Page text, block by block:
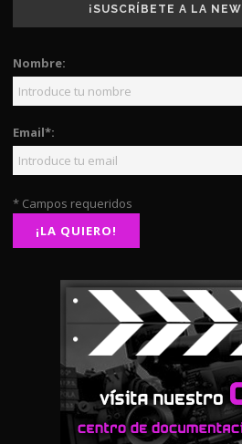
¡SUSCRÍBETE A LA
Nombre:
Email*:
* Campos requeridos